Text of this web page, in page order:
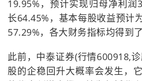
19.95%，预计实现归母净利润
长64.45%，基本每股收益预计
57.29%，各大财务指标均得到
此前，中泰证券(行情600918,
股的企稳回升大概率会发生，